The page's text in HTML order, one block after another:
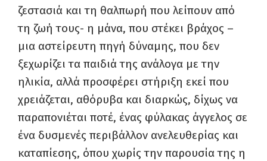
ζεστασιά και τη θαλπωρή που λείπουν από
τη ζωή τους- η μάνα, που στέκει βράχος –
μια αστείρευτη πηγή δύναμης, που δεν
ξεχωρίζει τα παιδιά της ανάλογα με την
ηλικία, αλλά προσφέρει στήριξη εκεί που
χρειάζεται, αθόρυβα και διαρκώς, δίχως να
παραπονιέται ποτέ, ένας φύλακας άγγελος σε
ένα δυσμενές περιβάλλον ανελευθερίας και
καταπίεσης, όπου χωρίς την παρουσία της η